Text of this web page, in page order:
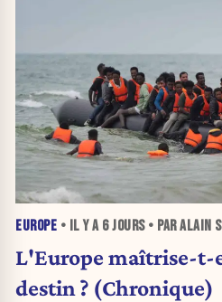
EUROPE • IL Y A 6 JOURS• PAR ALAIN
L'Europe maîtrise-t-
destin ? (Chronique)